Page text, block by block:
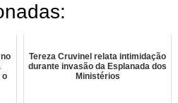
o
Tereza Cruvinel relata intimidação
durante invasão da Esplanada dos
Ministérios